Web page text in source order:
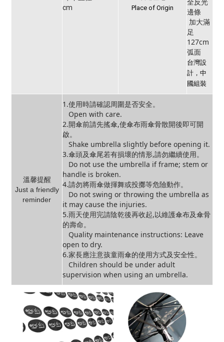
cm
Place of Origin
邊條
加大滿
足
127cm
弧面
台灣設
計，中
國組裝
溫馨提醒
Just a friendly
reminder
1.使用時請確認周圍是否安全。
Open with care.
2.開傘前請先搖傘,使傘布雨傘骨散開後即可開
啟。
Shake umbrella slightly before opening it.
3.傘頭及傘尾若有損壞的情形,請勿繼續使用。
Do not use the umbrella if frame; stem or
handle is broken.
4.請勿將雨傘做揮舞或投擲等危險動作。
Do not swing or throwing the umbrella as
it may cause the injuries.
5.雨天使用完請陰乾後再收起,以維護傘布及傘骨
的壽命。
Quality maintenance instructions: Leave
open to dry.
6.家長應注意孩童雨傘的使用方式及安全性。
Children should be under adult
supervision when using an umbrella.